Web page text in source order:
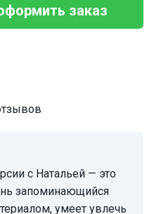
заказ
запоминающийся
умеет увлечь